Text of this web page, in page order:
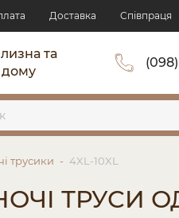
Доставка Cпівпраця
та
дому
трусики 4XL-10XL
ТРУСИ